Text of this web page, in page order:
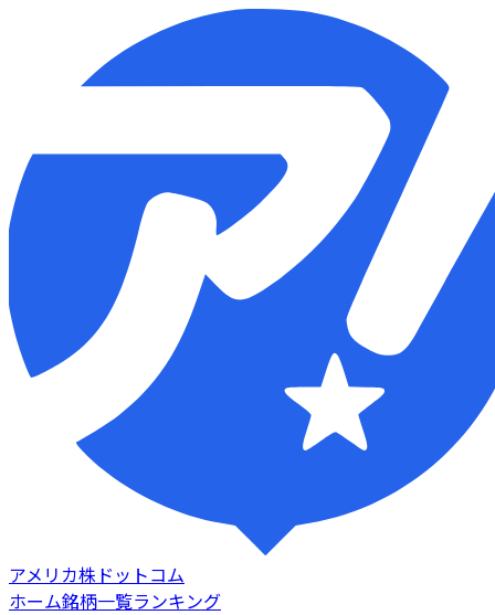
アメリカ株ドットコム
ホーム銘柄一覧ランキング